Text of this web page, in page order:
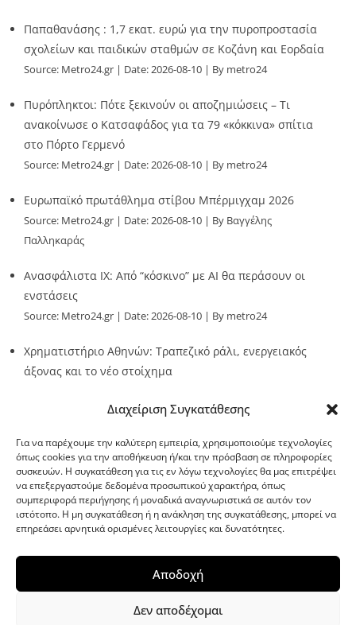
Διαχείριση Συγκατάθεσης
Για να παρέχουμε την καλύτερη εμπειρία, χρησιμοποιούμε τεχνολογίες
όπως cookies για την αποθήκευση ή/και την πρόσβαση σε πληροφορίες
συσκευών. Η συγκατάθεση για τις εν λόγω τεχνολογίες θα μας επιτρέψει
να επεξεργαστούμε δεδομένα προσωπικού χαρακτήρα, όπως
συμπεριφορά περιήγησης ή μοναδικά αναγνωριστικά σε αυτόν τον
ιστότοπο. Η μη συγκατάθεση ή η ανάκληση της συγκατάθεσης, μπορεί να
επηρεάσει αρνητικά ορισμένες λειτουργίες και δυνατότητες.
Αποδοχή
Δεν αποδέχομαι
Παπαθανάσης : 1,7 εκατ. ευρώ για την πυροπροστασία
σχολείων και παιδικών σταθμών σε Κοζάνη και Εορδαία
Source: Metro24.gr Date: 2026-08-10 By metro24
Πυρόπληκτοι: Πότε ξεκινούν οι αποζημιώσεις – Τι
ανακοίνωσε ο Κατσαφάδος για τα 79 «κόκκινα» σπίτια
στο Πόρτο Γερμενό
Source: Metro24.gr Date: 2026-08-10 By metro24
Ευρωπαϊκό πρωτάθλημα στίβου Μπέρμιγχαμ 2026
Source: Metro24.gr Date: 2026-08-10
By Βαγγέλης
Παλληκαράς
Ανασφάλιστα ΙΧ: Από “κόσκινο” με AI θα περάσουν οι
ενστάσεις
Source: Metro24.gr Date: 2026-08-10 By metro24
Χρηματιστήριο Αθηνών: Τραπεζικό ράλι, ενεργειακός
άξονας και το νέο στοίχημα
G-point.gr